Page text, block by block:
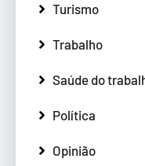
Turismo
Trabalho
Saúde do
Política
Opinião